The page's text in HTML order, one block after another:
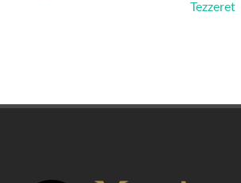
Tezzeret